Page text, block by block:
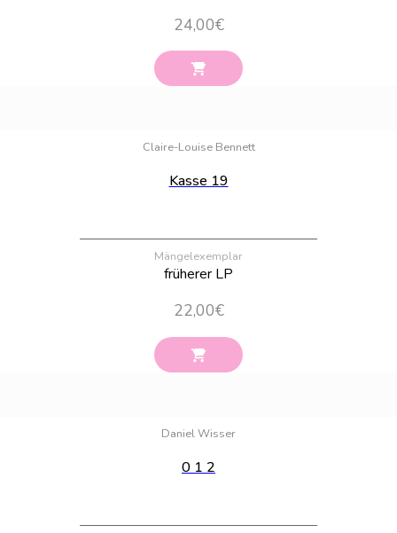
24,00€
Claire-Louise Bennett
Kasse 19
Mängelexemplar
früherer LP
22,00€
Daniel Wisser
0 1 2